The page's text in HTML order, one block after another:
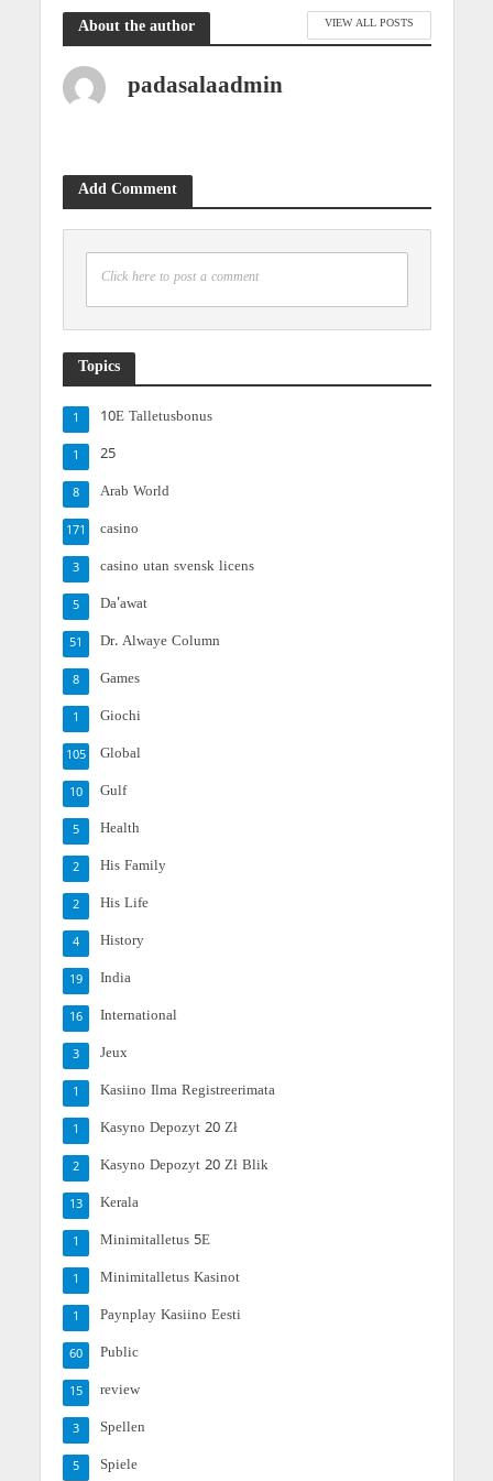
About the author VIEW ALL POSTS
padasalaadmin
Add Comment
Click here to post a comment
Topics
10E Talletusbonus
1
25
1
Arab World
8
casino
171
casino utan svensk licens
3
Da'awat
5
Dr. Alwaye Column
51
Games
8
Giochi
1
Global
105
Gulf
10
Health
5
His Family
2
His Life
2
History
4
India
19
International
16
Jeux
3
Kasiino Ilma Registreerimata
1
Kasyno Depozyt 20 Zł
1
Kasyno Depozyt 20 Zł Blik
2
Kerala
13
Minimitalletus 5E
1
Minimitalletus Kasinot
1
Paynplay Kasiino Eesti
1
Public
60
review
15
Spellen
3
Spiele
5